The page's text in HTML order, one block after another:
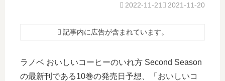
2021-11-20
2022-11-21
記事内に広告が含まれています。
ラノベ おいしいコーヒーのいれ方 Second Season
の最新刊である10巻の発売日予想、「おいしいコ